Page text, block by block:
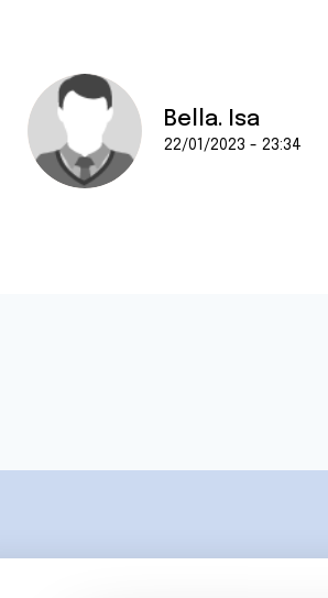
Bella. Isa
22/01/2023 - 23:34